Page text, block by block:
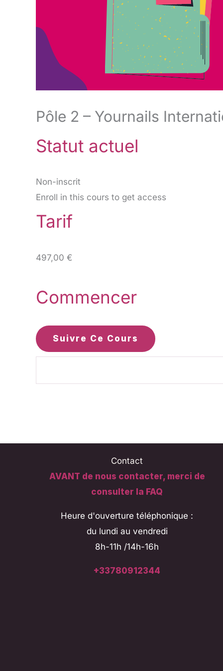
Pôle 2 – Yournails
Statut actuel
Non-inscrit
Enroll in this cours to get access
Tarif
497,00 €
Commencer
Suivre Ce Cours
Contact
AVANT de nous contacter, merci de
consulter la FAQ
Heure d'ouverture téléphonique :
du lundi au vendredi
8h-11h /14h-16h
+33780912344